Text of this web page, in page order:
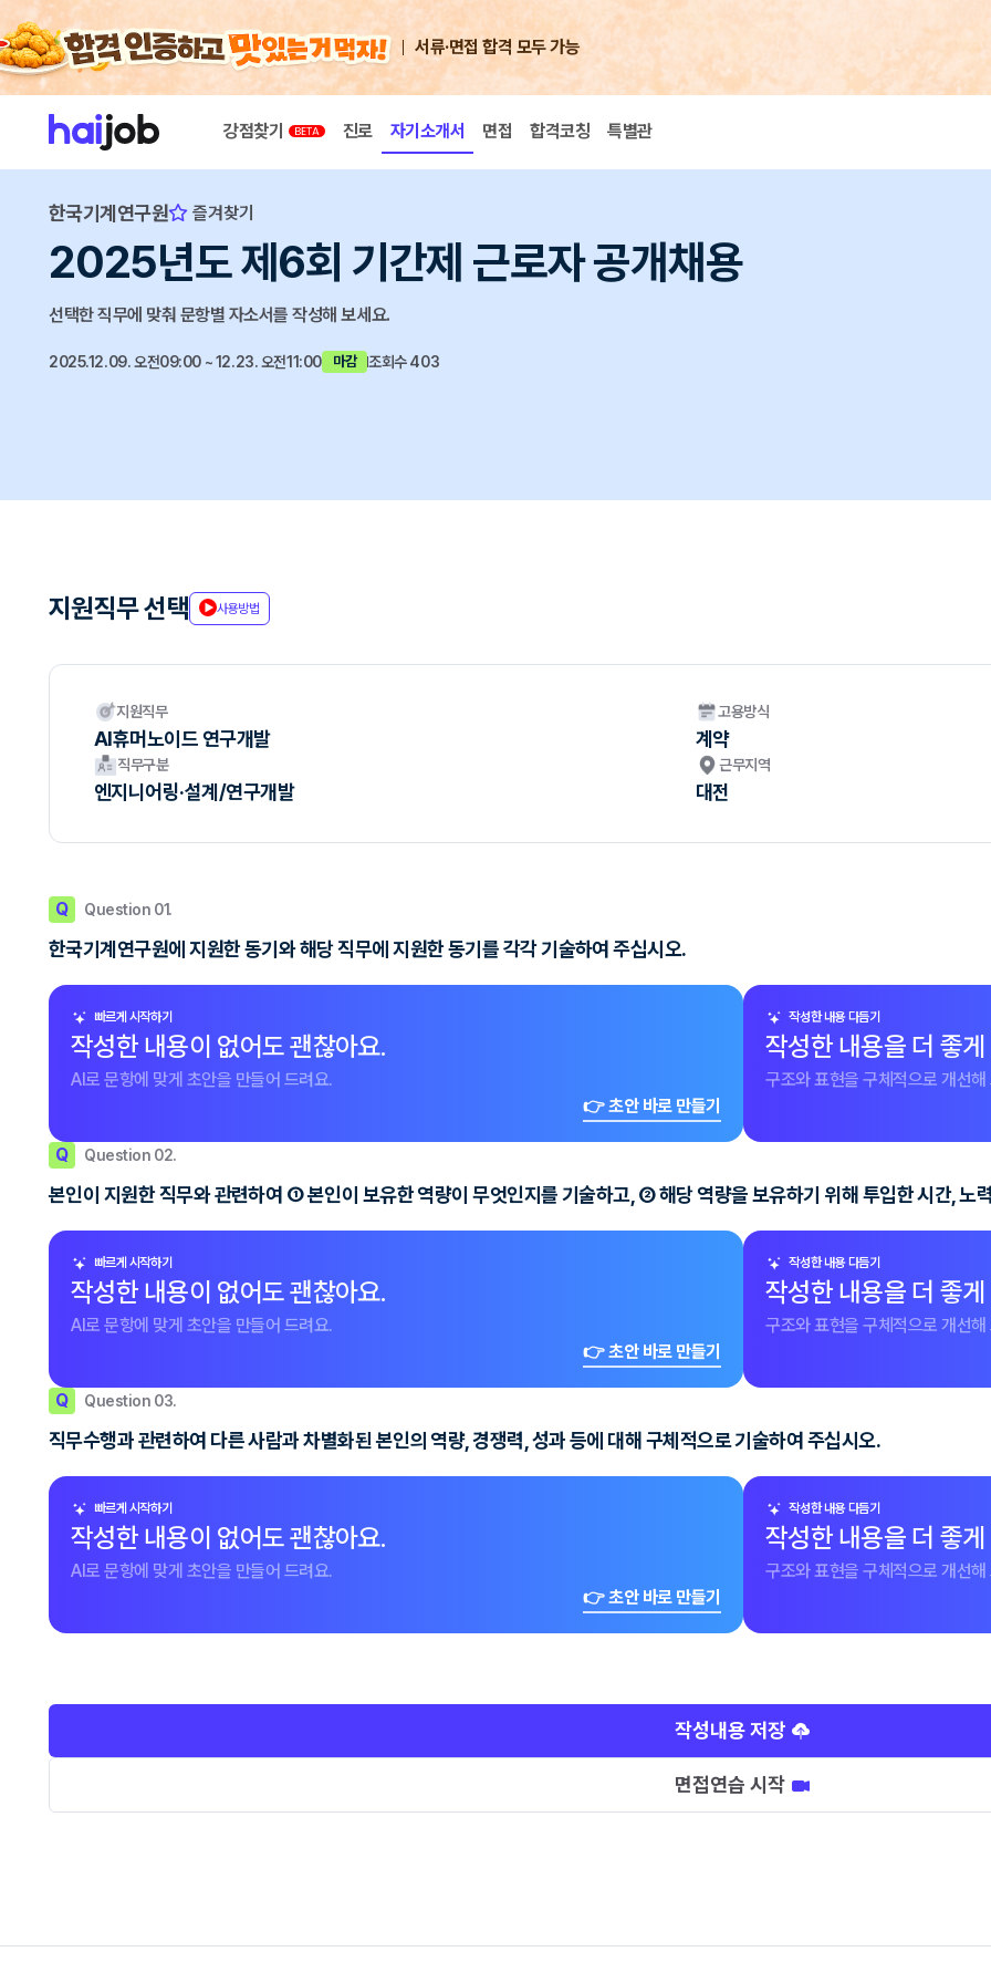
서류·면접 합격 모두 가능
강점찾기 진로 자기소개서 면접 합격코칭 특별관
한국기계연구원 즐겨찾기
2025년도 제6회 기간제 근로자 공개채용
선택한 직무에 맞춰 문항별 자소서를 작성해 보세요.
2025.12.09. 오전09:00 ~ 12.23. 오전11:00 마감 조회수 403
지원직무 선택 사용방법
지원직무
AI휴머노이드 연구개발
고용방식
계약
직무구분
엔지니어링·설계/연구개발
근무지역
대전
Q Question 01.
한국기계연구원에 지원한 동기와 해당 직무에 지원한 동기를 각각 기술하여 주십시오.
빠르게 시작하기
작성한 내용이 없어도 괜찮아요.
AI로 문항에 맞게 초안을 만들어 드려요.
👉 초안 바로 만들기
작성한 내용 다듬기
작성한 내용을 더 좋
구조와 표현을 구체적으로 개선해
Q Question 02.
본인이 지원한 직무와 관련하여 ① 본인이 보유한 역량이 무엇인지를 기술하고, ② 해당 역량을 보유하기 위해 투입한 시간, 노
빠르게 시작하기
작성한 내용이 없어도 괜찮아요.
AI로 문항에 맞게 초안을 만들어 드려요.
👉 초안 바로 만들기
작성한 내용 다듬기
작성한 내용을 더 좋
구조와 표현을 구체적으로 개선해
Q Question 03.
직무수행과 관련하여 다른 사람과 차별화된 본인의 역량, 경쟁력, 성과 등에 대해 구체적으로 기술하여 주십시오.
빠르게 시작하기
작성한 내용이 없어도 괜찮아요.
AI로 문항에 맞게 초안을 만들어 드려요.
👉 초안 바로 만들기
작성한 내용 다듬기
작성한 내용을 더 좋
구조와 표현을 구체적으로 개선해
작성내용 저장
면접연습 시작